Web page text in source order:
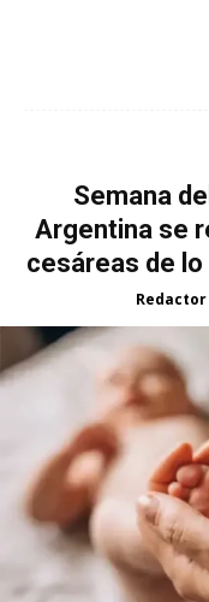
Semana
Argentina se
cesáreas de lo
Redactor